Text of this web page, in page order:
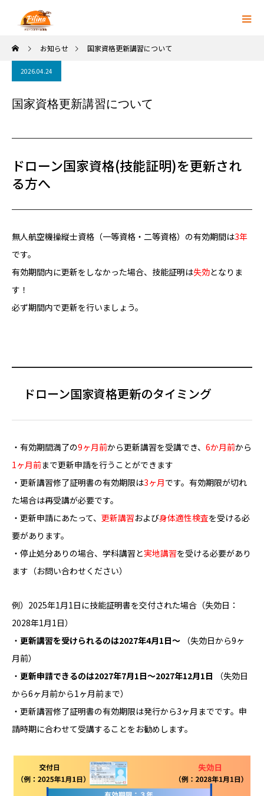
お知らせ 国家資格更新講習について
2026.04.24
国家資格更新講習について
ドローン国家資格(技能証明)を更新され
る方へ
無人航空機操縦士資格（一等資格・二等資格）の有効期間は3年
です。
有効期間内に更新をしなかった場合、技能証明は失効となりま
す！
必ず期間内で更新を行いましょう。
ドローン国家資格更新のタイミング
・有効期間満了の9ヶ月前から更新講習を受講でき、 6か月前から
1ヶ月前まで更新申請を行うことができます
・更新講習修了証明書の有効期限は3ヶ月です。有効期限が切れ
た場合は再受講が必要です。
・更新申請にあたって、 更新講習および身体適性検査を受ける必
要があります。
・停止処分ありの場合、学科講習と実地講習を受ける必要があり
ます（お問い合わせください）
例）2025年1月1日に技能証明書を交付された場合（失効日：
2028年1月1日）
・ 更新講習を受けられるのは2027年4月1日～ （失効日から9ヶ
月前）
・ 更新申請できるのは2027年7月1日～2027年12月1日 （失効日
から6ヶ月前から1ヶ月前まで）
・更新講習修了証明書の有効期限は発行から3ヶ月までです。申
請時期に合わせて受講することをお勧めします。